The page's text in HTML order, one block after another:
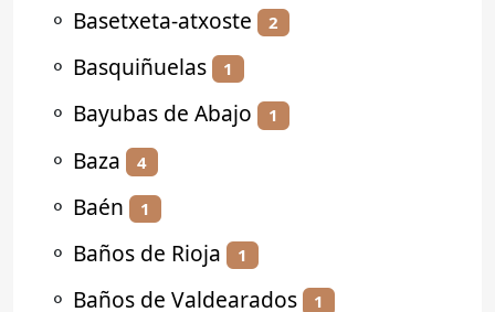
⚬ Basetxeta-atxoste 2
⚬ Basquiñuelas 1
⚬ Bayubas de Abajo 1
⚬ Baza 4
⚬ Baén 1
⚬ Baños de Rioja 1
⚬ Baños de Valdearados 1